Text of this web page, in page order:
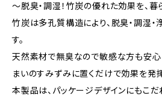
～脱臭・調湿！竹炭の優れた効果を、暮
竹炭は多孔質構造により、脱臭・調湿
す。
天然素材で無臭なので敏感な方も安心
まいのすみずみに置くだけで効果を発揮
本製品は、パッケージデザインにもこだ